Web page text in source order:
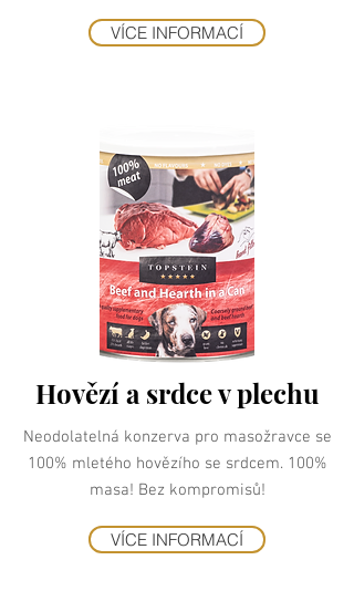
VÍCE INFORMACÍ
Hovězí a srdce v plechu
Neodolatelná konzerva pro masožravce se
100% mletého hovězího se srdcem. 100%
masa! Bez kompromisů!
VÍCE INFORMACÍ